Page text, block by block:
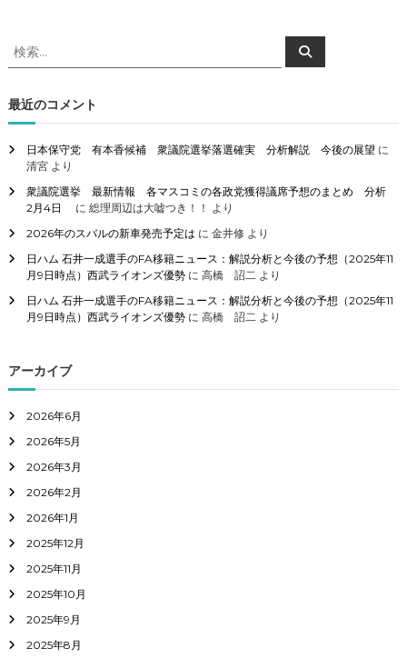
検
索
象
:
検
索
最近のコメント
日本保守党 有本香候補 衆議院選挙落選確実 分析解説 今後の展望 に
清宮より
衆議院選挙 最新情報 各マスコミの各政党獲得議席予想のまとめ 分析
2月4日
に 総理周辺は大嘘つき！！ より
2026年のスバルの新車発売予定は に 金井修より
日ハム 石井一成選手のFA移籍ニュース：解説分析と今後の予想（2025年11
月9日時点）西武ライオンズ優勢に 高橋 詔二より
日ハム 石井一成選手のFA移籍ニュース：解説分析と今後の予想（2025年11
月9日時点）西武ライオンズ優勢に 高橋 詔二より
アーカイブ
2026年6月
2026年5月
2026年3月
2026年2月
2026年1月
2025年12月
2025年11月
2025年10月
2025年9月
2025年8月